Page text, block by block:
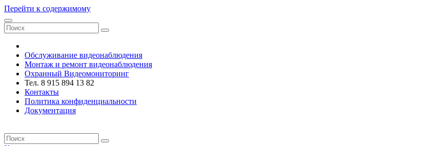
Перейти к содержимому
Обслуживание видеонаблюдения
Монтаж и ремонт видеонаблюдения
Охранный Видеомониторинг
Тел. 8 915 894 13 82
Контакты
Политика конфиденциальности
Документация